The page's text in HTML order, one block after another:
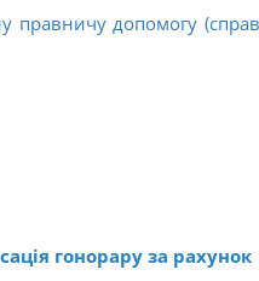
допомогу
гонорару за рахунок